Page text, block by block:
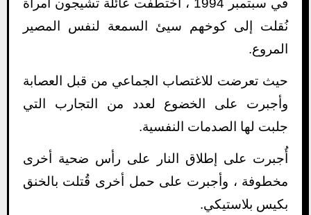
في سبتمبر 1994 ، اختطفت عائلة تشيجون امرأة
نُقلت إلى كوخهم سيئ السمعة لنفس المصير
المروع.
حيث تعرضت للاغتصاب الجماعي من قبل العصابة
وأجبرت على الخضوع لعدد من التجارب التي
جلبت لها الصدمات النفسية.
أُجبرت على إطلاق النار على رأس ضحية أخرى
مخطوفة ، وأجبرت على حمل أخرى قُتلت بالخنق
بكيس بلاستيكي.